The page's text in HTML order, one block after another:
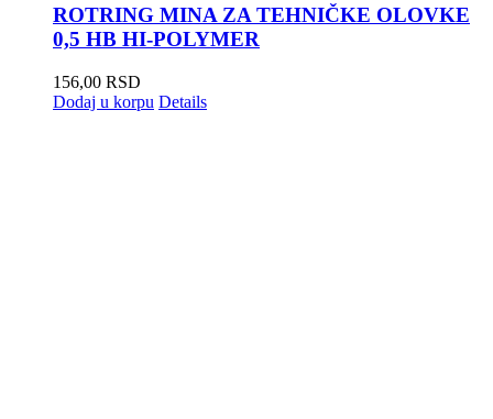
ROTRING MINA ZA TEHNIČKE OLOVKE
0,5 HB HI-POLYMER
156,00 RSD
Dodaj u korpu Details